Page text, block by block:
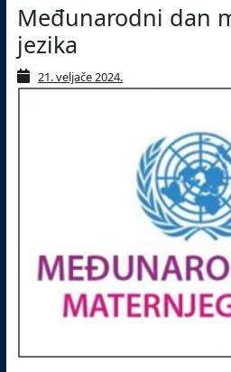
Međunarodni dan
jezika
21. veljače 2024.